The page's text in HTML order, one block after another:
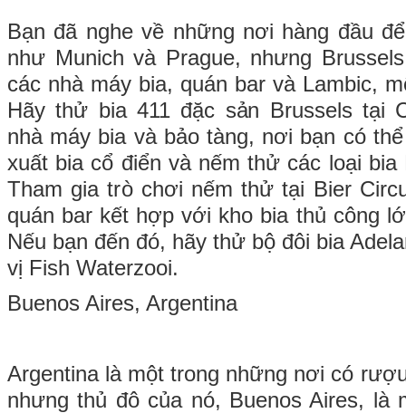
Bạn đã nghe về những nơi hàng đầu
như Munich và Prague, nhưng
các nhà máy bia, quán bar và Lambic,
Hãy thử bia 411 đặc sản Brussels tại
nhà máy bia và bảo tàng, nơi bạn có
xuất bia cổ điển và nếm thử các loại
Tham gia trò chơi nếm thử tại Bier
quán bar kết hợp với kho bia thủ công
Nếu bạn đến đó, hãy thử bộ đôi bia
vị Fish Waterzooi.
Buenos Aires, Argentina
Argentina là một trong những nơi có
nhưng thủ đô của nó, Buenos Aires, là